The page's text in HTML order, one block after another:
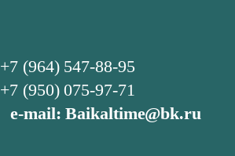
+7 (964) 547-88-95
+7 (950) 075-97-71
e-mail: Baikaltime@bk.ru